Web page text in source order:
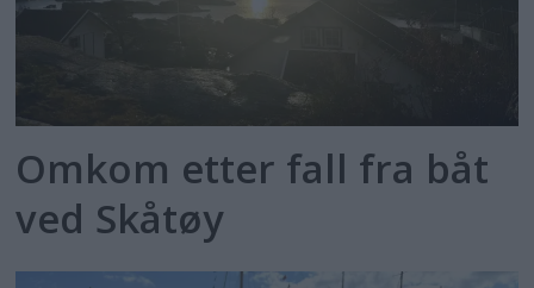
Omkom etter fall fra båt
ved Skåtøy